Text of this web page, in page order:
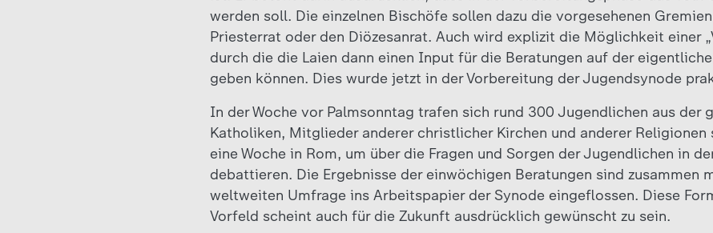
werden soll. Die einzelnen Bischöfe sollen dazu die vorgesehenen
Priesterrat oder den Diözesanrat. Auch wird explizit die Möglichkeit einer
durch die die Laien dann einen Input für die Beratungen auf der
geben können. Dies wurde jetzt in der Vorbereitung der Jugendsynode
In der Woche vor Palmsonntag trafen sich rund 300 Jugendlichen aus der
Katholiken, Mitglieder anderer christlicher Kirchen und anderer
eine Woche in Rom, um über die Fragen und Sorgen der Jugendlichen in
debattieren. Die Ergebnisse der einwöchigen Beratungen sind zusammen
weltweiten Umfrage ins Arbeitspapier der Synode eingeflossen. Diese
Vorfeld scheint auch für die Zukunft ausdrücklich gewünscht zu sein.